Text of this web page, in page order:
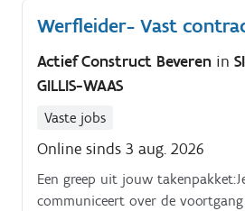
Werfleider- Vast
Actief Construct Beveren in
GILLIS-WAAS
Vaste jobs
Online sinds 3 aug. 2026
Een greep uit jouw
communiceert over de